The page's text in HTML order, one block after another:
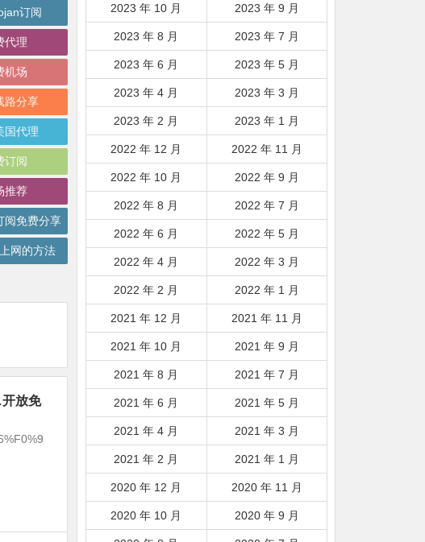
订阅
代理
机场
路分享
国代理
订阅
推荐
阅免费分享
网的方法
放免
2023 年 10 月 2023 年 9 月
2023 年 8 月 2023 年 7 月
2023 年 6 月 2023 年 5 月
2023 年 4 月 2023 年 3 月
2023 年 2 月 2023 年 1 月
2022 年 12 月 2022 年 11 月
2022 年 10 月 2022 年 9 月
2022 年 8 月 2022 年 7 月
2022 年 6 月 2022 年 5 月
2022 年 4 月 2022 年 3 月
2022 年 2 月 2022 年 1 月
2021 年 12 月 2021 年 11 月
2021 年 10 月 2021 年 9 月
2021 年 8 月 2021 年 7 月
2021 年 6 月 2021 年 5 月
2021 年 4 月 2021 年 3 月
2021 年 2 月 2021 年 1 月
2020 年 12 月 2020 年 11 月
2020 年 10 月 2020 年 9 月